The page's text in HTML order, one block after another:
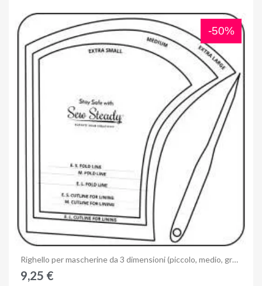
Anteprima
-50%
Righello per mascherine da 3 dimensioni (piccolo, medio, grande)
9,25 €